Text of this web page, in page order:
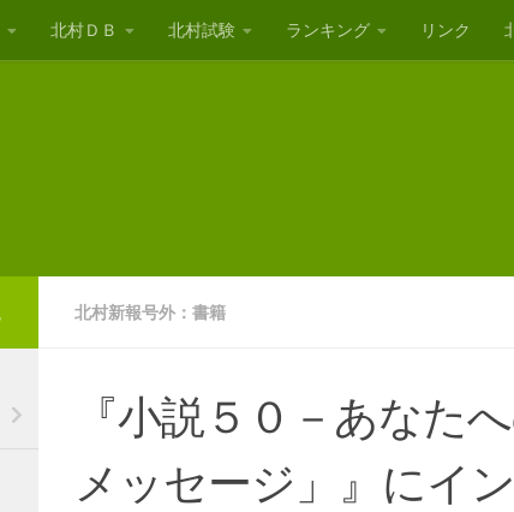
北村ＤＢ 北村試験 ランキング リンク
北村新報号外：書籍
『小説５０－あなた
メッセージ」』にイ